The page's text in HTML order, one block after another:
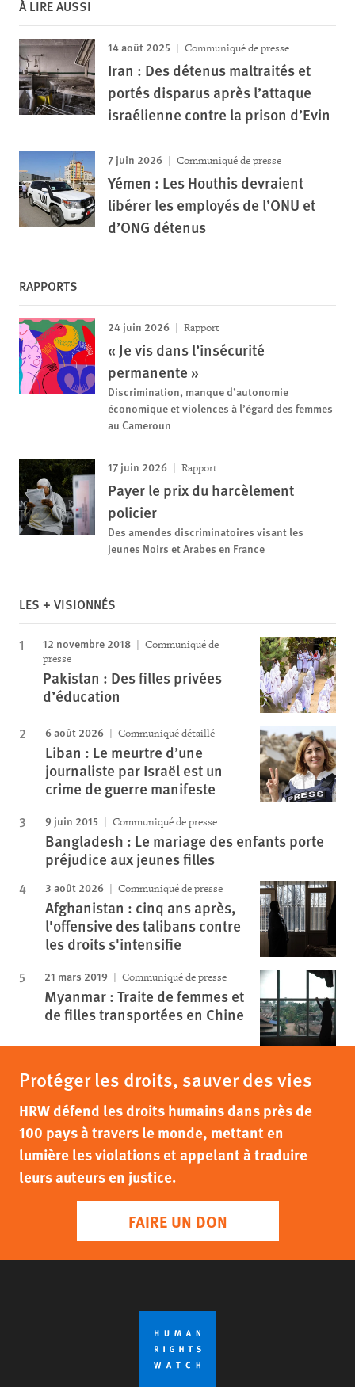
À LIRE AUSSI
14 août 2025 Communiqué de presse
Iran : Des détenus maltraités et
portés disparus après l’attaque
israélienne contre la prison d’Evin
7 juin 2026 Communiqué de presse
Yémen : Les Houthis devraient
libérer les employés de l’ONU et
d’ONG détenus
RAPPORTS
24 juin 2026 Rapport
« Je vis dans l’insécurité
permanente »
Discrimination, manque d’autonomie
économique et violences à l’égard des femmes
au Cameroun
17 juin 2026 Rapport
Payer le prix du harcèlement
policier
Des amendes discriminatoires visant les
jeunes Noirs et Arabes en France
LES + VISIONNÉS
12 novembre 2018
Communiqué de
presse
Pakistan : Des filles privées
d’éducation
6 août 2026 Communiqué détaillé
Liban : Le meurtre d’une
journaliste par Israël est un
crime de guerre manifeste
9 juin 2015 Communiqué de presse
Bangladesh : Le mariage des enfants porte
préjudice aux jeunes filles
3 août 2026 Communiqué de presse
Afghanistan : cinq ans après,
l'offensive des talibans contre
les droits s'intensifie
21 mars 2019 Communiqué de presse
Myanmar : Traite de femmes et
de filles transportées en Chine
Protéger les droits, sauver des vies
HRW défend les droits humains dans près de
100 pays à travers le monde, mettant en
lumière les violations et appelant à traduire
leurs auteurs en justice.
FAIRE UN DON